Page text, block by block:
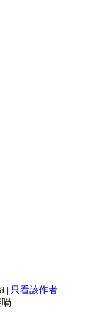
| 只看該作者
喎